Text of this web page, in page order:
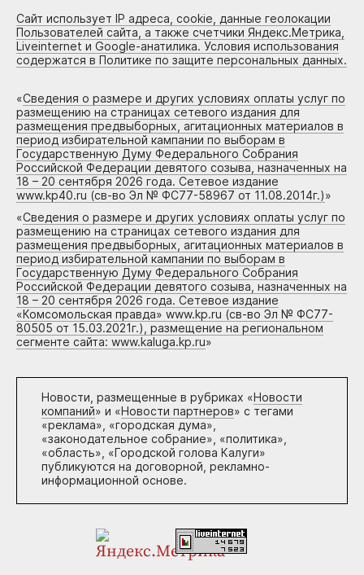
Сайт использует IP адреса, cookie, данные геолокации
Пользователей сайта, а также счетчики Яндекс.Метрика,
Liveinternet и Google-анатилика. Условия использования
содержатся в Политике по защите персональных данных.
«Сведения о размере и других условиях оплаты услуг по
размещению на страницах сетевого издания для
размещения предвыборных, агитационных материалов в
период избирательной кампании по выборам в
Государственную Думу Федерального Собрания
Российской Федерации девятого созыва, назначенных на
18 – 20 сентября 2026 года. Сетевое издание
www.kp40.ru (св-во Эл № ФС77-58967 от 11.08.2014г.)»
«Сведения о размере и других условиях оплаты услуг по
размещению на страницах сетевого издания для
размещения предвыборных, агитационных материалов в
период избирательной кампании по выборам в
Государственную Думу Федерального Собрания
Российской Федерации девятого созыва, назначенных на
18 – 20 сентября 2026 года. Сетевое издание
«Комсомольская правда» www.kp.ru (св-во Эл № ФС77-
80505 от 15.03.2021г.), размещение на региональном
сегменте сайта: www.kaluga.kp.ru»
Новости, размещенные в рубриках «Новости
компаний» и «Новости партнеров» с тегами
«реклама», «городская дума»,
«законодательное собрание», «политика»,
«область», «Городской голова Калуги»
публикуются на договорной, рекламно-
информационной основе.